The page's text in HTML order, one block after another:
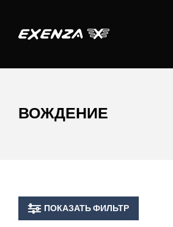
ВОЖДЕНИЕ
ПОКАЗАТЬ ФИЛЬТР